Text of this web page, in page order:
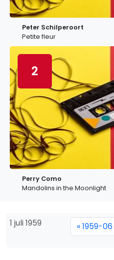
Peter Schilperoort
Petite fleur
2
Perry Como
Mandolins in the Moonlight
1 juli 1959 « 1959-06